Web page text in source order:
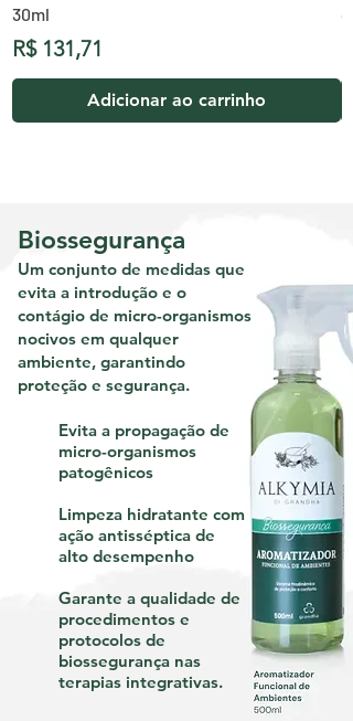
30ml
Preço
R$ 131,71
Adicionar ao carrinho
Biossegurança
Um conjunto de medidas que
evita a introdução e o
contágio de micro-organismos
nocivos em qualquer
ambiente, garantindo
proteção e segurança.
Evita a propagação de
micro-organismos
patogênicos
Limpeza hidratante com
ação antisséptica de
alto desempenho
Garante a qualidade de
procedimentos e
protocolos de
biossegurança nas
terapias integrativas.